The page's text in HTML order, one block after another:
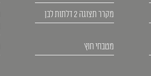
מקרר תצוגה 2 דלתות לבן
מטבחי חוץ